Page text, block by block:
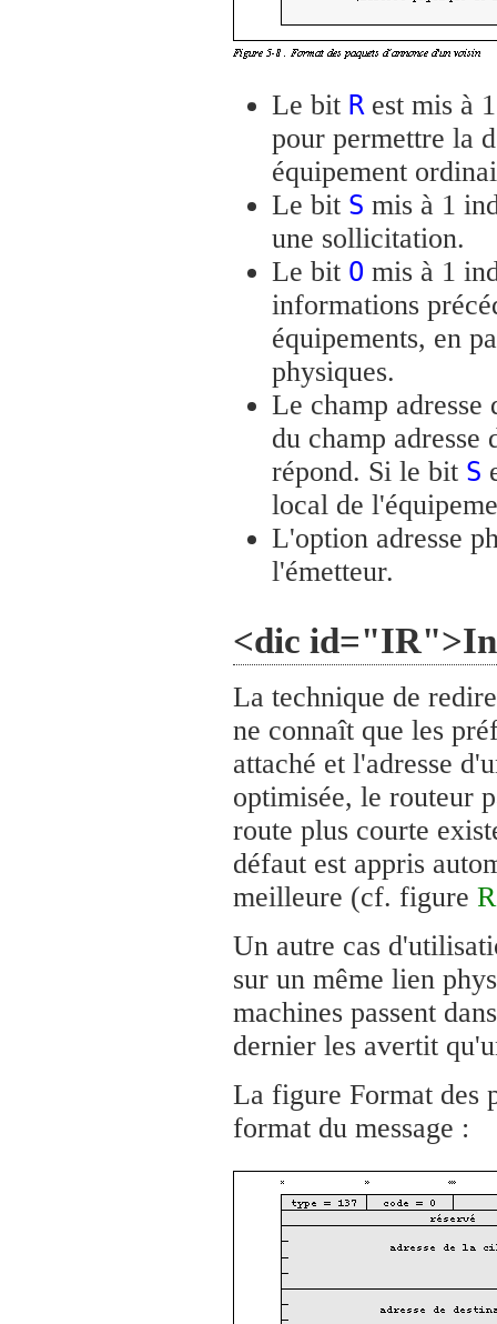
Le bit Rest mis à
pour permettre la
équipement
Le bit S mis à 1
une sollicitation.
Le bit O mis à 1
informations
équipements, en
physiques.
Le champ
du champ
répond. Si le bit S
local de
L'option adresse
l'émetteur.
<dic
La technique de
ne connaît que les
attaché et l'adresse
optimisée, le routeur
route plus courte
défaut est appris
meilleure (cf. figure
Un autre cas
sur un même lien
machines passent
dernier les avertit
La figure Format des
format du message :